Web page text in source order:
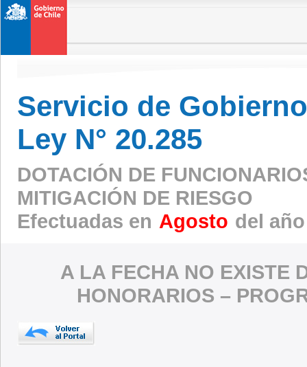
Servicio de
Ley N° 20.285
DOTACIÓN DE
MITIGACIÓN DE RIESGO
Efectuadas en Agosto del
A LA FECHA NO EXISTE
HONORARIOS –